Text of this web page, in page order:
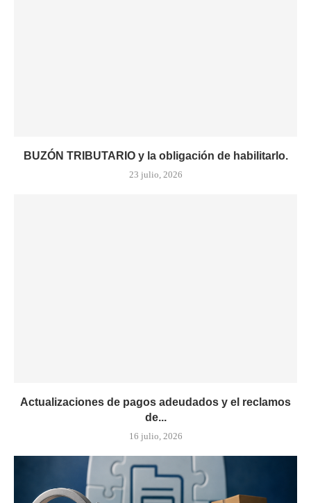
BUZÓN TRIBUTARIO y la obligación de habilitarlo.
23 julio, 2026
Actualizaciones de pagos adeudados y el reclamos
de...
16 julio, 2026